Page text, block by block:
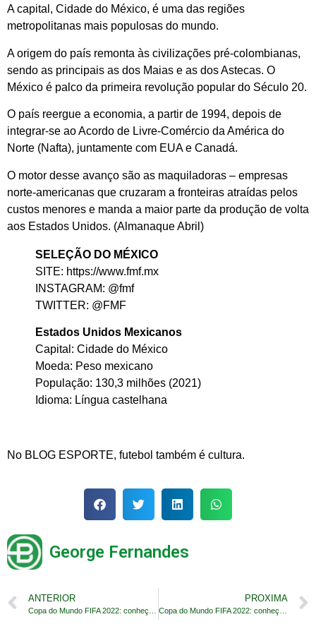
A capital, Cidade do México, é uma das regiões
metropolitanas mais populosas do mundo.
A origem do país remonta às civilizações pré-colombianas,
sendo as principais as dos Maias e as dos Astecas. O
México é palco da primeira revolução popular do Século 20.
O país reergue a economia, a partir de 1994, depois de
integrar-se ao Acordo de Livre-Comércio da América do
Norte (Nafta), juntamente com EUA e Canadá.
O motor desse avanço são as maquiladoras – empresas
norte-americanas que cruzaram a fronteiras atraídas pelos
custos menores e manda a maior parte da produção de volta
aos Estados Unidos. (Almanaque Abril)
SELEÇÃO DO MÉXICO
SITE: https://www.fmf.mx
INSTAGRAM: @fmf
TWITTER: @FMF
Estados Unidos Mexicanos
Capital: Cidade do México
Moeda: Peso mexicano
População: 130,3 milhões (2021)
Idioma: Língua castelhana
No BLOG ESPORTE, futebol também é cultura.
George Fernandes
ANTERIOR PROXIMA